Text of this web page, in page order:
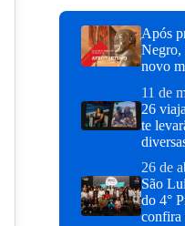
Após
Negro,
novo
11 de
26
te
26 de
São
do 4°
confira